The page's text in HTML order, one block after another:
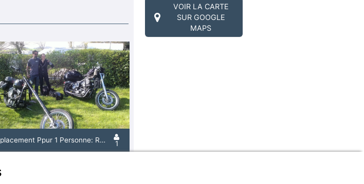
VOIR LA CARTE
SUR GOOGLE
MAPS
Emplacement Ppur 1 Personne: Randonneur, Cycliste Ou Motocycliste. Pas D'électricité. 1